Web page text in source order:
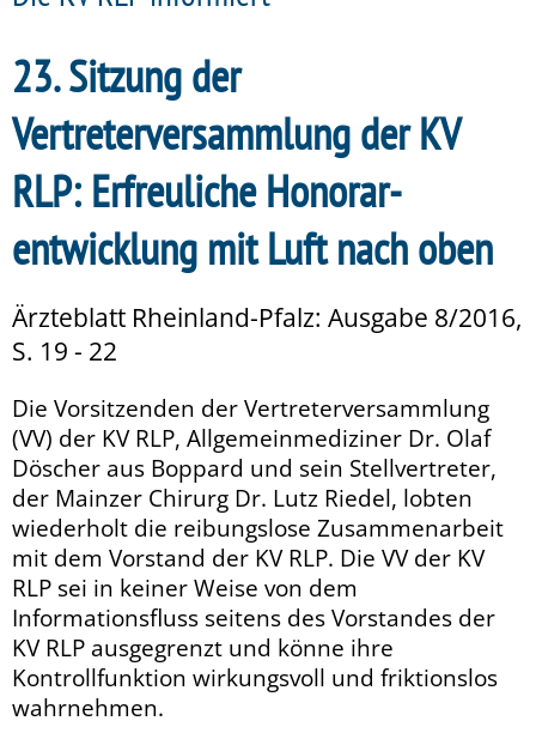
23. Sitzung der
Vertreterversammlung der KV
RLP: Erfreuliche Honorar-
entwicklung mit Luft nach oben
Ärzteblatt Rheinland-Pfalz: Ausgabe 8/2016,
S. 19 - 22
Die Vorsitzenden der Vertreterversammlung
(VV) der KV RLP, Allgemeinmediziner Dr. Olaf
Döscher aus Boppard und sein Stellvertreter,
der Mainzer Chirurg Dr. Lutz Riedel, lobten
wiederholt die reibungslose Zusammenarbeit
mit dem Vorstand der KV RLP. Die VV der KV
RLP sei in keiner Weise von dem
Informationsfluss seitens des Vorstandes der
KV RLP ausgegrenzt und könne ihre
Kontrollfunktion wirkungsvoll und friktionslos
wahrnehmen.